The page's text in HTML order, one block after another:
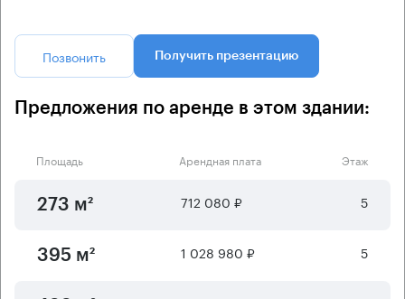
Позвонить Получить презентацию
Предложения по аренде в этом здании:
Площадь Арендная плата Этаж
273 м² 712 080 ₽ 5
395 м² 1 028 980 ₽ 5